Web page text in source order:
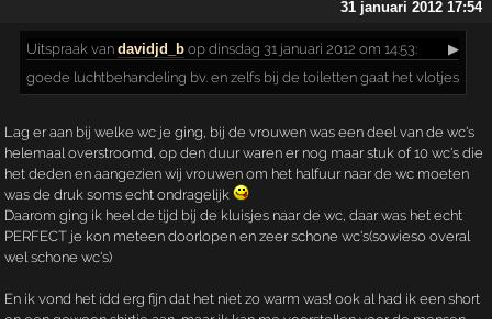
31 januari 2012 17:54
Uitspraak vandavidjd_b op dinsdag 31 januari 2012 om 14:53:
▶
goede luchtbehandeling bv. en zelfs bij de toiletten gaat het vlotjes
Lag er aan bij welke wc je ging, bij de vrouwen was een deel van de wc's
helemaal overstroomd, op den duur waren er nog maar stuk of 10 wc's die
het deden en aangezien wij vrouwen om het halfuur naar de wc moeten
was de druk soms echt ondragelijk
Daarom ging ik heel de tijd bij de kluisjes naar de wc, daar was het echt
PERFECT je kon meteen doorlopen en zeer schone wc's(sowieso overal
wel schone wc's)
En ik vond het idd erg fijn dat het niet zo warm was! ook al had ik een short